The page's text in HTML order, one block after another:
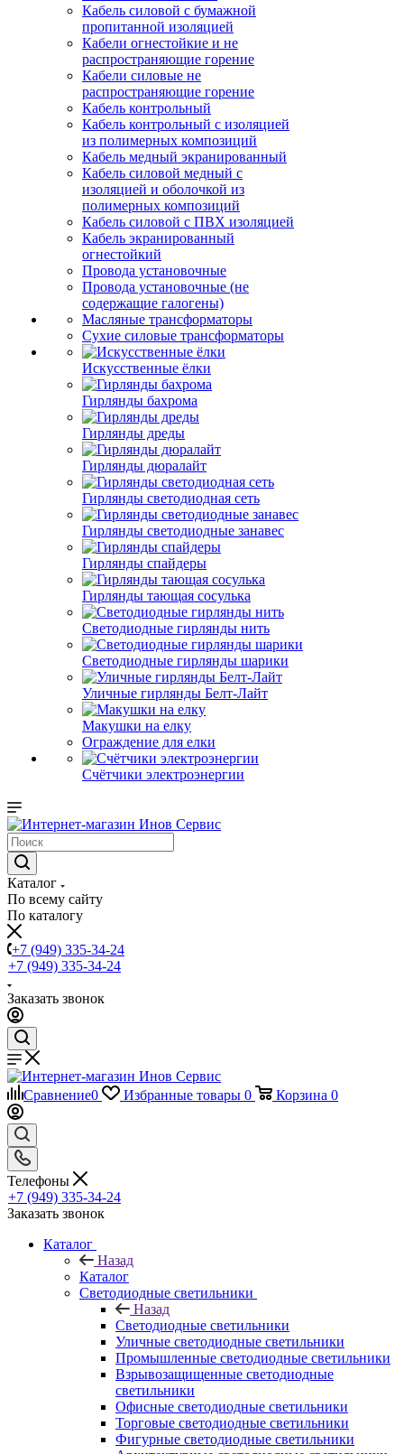
Кабель силовой с бумажной
пропитанной изоляцией
Кабели огнестойкие и не
распространяющие горение
Кабели силовые не
распространяющие горение
Кабель контрольный
Кабель контрольный с изоляцией
из полимерных композиций
Кабель медный экранированный
Кабель силовой медный с
изоляцией и оболочкой из
полимерных композиций
Кабель силовой с ПВХ изоляцией
Кабель экранированный
огнестойкий
Провода установочные
Провода установочные (не
содержащие галогены)
Масляные трансформаторы
Сухие силовые трансформаторы
Искусственные ёлки
Гирлянды бахрома
Гирлянды дреды
Гирлянды дюралайт
Гирлянды светодиодная сеть
Гирлянды светодиодные занавес
Гирлянды спайдеры
Гирлянды тающая сосулька
Светодиодные гирлянды нить
Светодиодные гирлянды шарики
Уличные гирлянды Белт-Лайт
Макушки на елку
Ограждение для елки
Счётчики электроэнергии
Каталог
По всему сайту
По каталогу
+7 (949) 335-34-24
+7 (949) 335-34-24
Заказать звонок
Сравнение0 Избранные товары 0 Корзина 0
Телефоны
+7 (949) 335-34-24
Заказать звонок
Каталог
Назад
Каталог
Светодиодные светильники
Назад
Светодиодные светильники
Уличные светодиодные светильники
Промышленные светодиодные светильники
Взрывозащищенные светодиодные
светильники
Офисные светодиодные светильники
Торговые светодиодные светильники
Фигурные светодиодные светильники